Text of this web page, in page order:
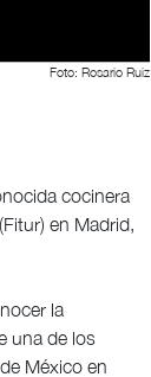
Foto: Rosario Ruiz
cocinera
en Madrid,
la
una de los
México en